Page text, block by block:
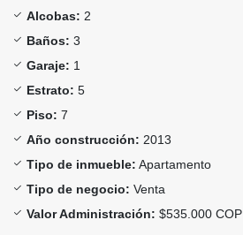
Alcobas: 2
Baños: 3
Garaje: 1
Estrato: 5
Piso: 7
Año construcción: 2013
Tipo de inmueble: Apartamento
Tipo de negocio: Venta
Valor Administración: $535.000 COP